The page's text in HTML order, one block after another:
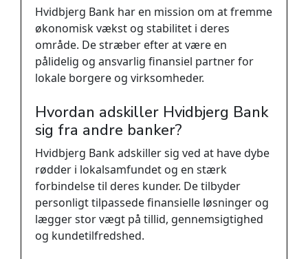
Hvidbjerg Bank har en mission om at fremme
økonomisk vækst og stabilitet i deres
område. De stræber efter at være en
pålidelig og ansvarlig finansiel partner for
lokale borgere og virksomheder.
Hvordan adskiller Hvidbjerg Bank
sig fra andre banker?
Hvidbjerg Bank adskiller sig ved at have dybe
rødder i lokalsamfundet og en stærk
forbindelse til deres kunder. De tilbyder
personligt tilpassede finansielle løsninger og
lægger stor vægt på tillid, gennemsigtighed
og kundetilfredshed.